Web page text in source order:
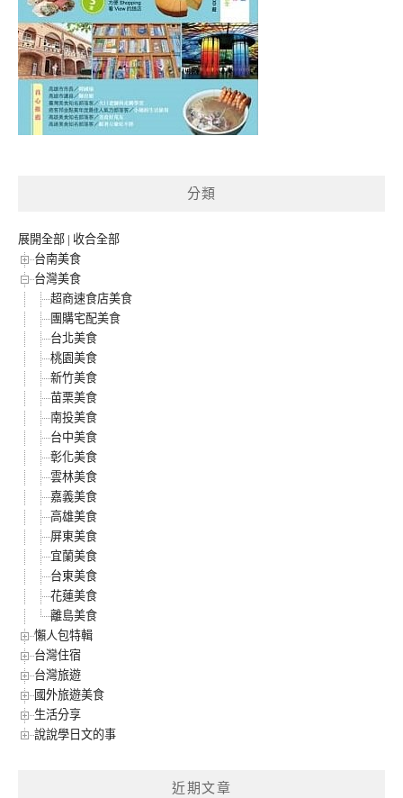
分類
展開全部 | 收合全部
台南美食
台灣美食
超商速食店美食
團購宅配美食
台北美食
桃園美食
新竹美食
苗栗美食
南投美食
台中美食
彰化美食
雲林美食
嘉義美食
高雄美食
屏東美食
宜蘭美食
台東美食
花蓮美食
離島美食
懶人包特輯
台灣住宿
台灣旅遊
國外旅遊美食
生活分享
說說學日文的事
近期文章